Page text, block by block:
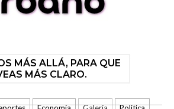
MÁS ALLÁ, PARA QUE
MÁS CLARO.